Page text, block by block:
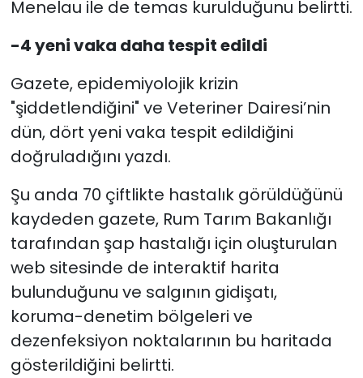
Menelau ile de temas kurulduğunu belirtti.
-4 yeni vaka daha tespit edildi
Gazete, epidemiyolojik krizin
"şiddetlendiğini" ve Veteriner Dairesi’nin
dün, dört yeni vaka tespit edildiğini
doğruladığını yazdı.
Şu anda 70 çiftlikte hastalık görüldüğünü
kaydeden gazete, Rum Tarım Bakanlığı
tarafından şap hastalığı için oluşturulan
web sitesinde de interaktif harita
bulunduğunu ve salgının gidişatı,
koruma-denetim bölgeleri ve
dezenfeksiyon noktalarının bu haritada
gösterildiğini belirtti.